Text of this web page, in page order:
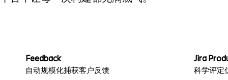
Feedback
自动规模化捕获客户反馈
Jira
科学评定